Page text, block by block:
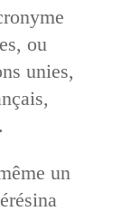
ou
unies,
un